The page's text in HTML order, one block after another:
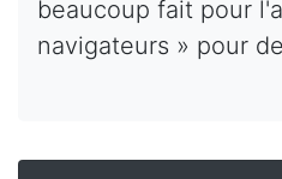
beaucoup fait pour
navigateurs » pour